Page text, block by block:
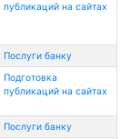
публикаций на сайтах
Послуги банку
Подготовка
публикаций на сайтах
Послуги банку